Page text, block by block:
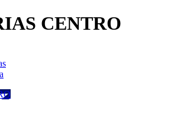
CENTRO